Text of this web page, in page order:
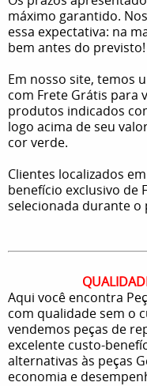
máximo garantido.
essa expectativa: na
bem antes do previsto!
Em nosso site, temos
com Frete Grátis para
produtos indicados
logo acima de seu
cor verde.
Clientes localizados
benefício exclusivo de
selecionada durante o
Aqui você encontra
com qualidade sem o
vendemos peças de
excelente custo-
alternativas às peças
economia e